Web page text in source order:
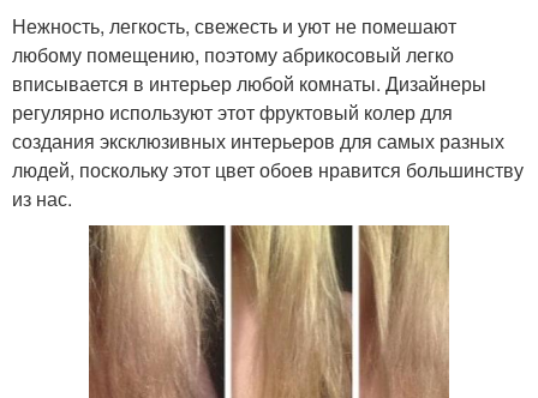
Нежность, легкость, свежесть и уют не помешают
любому помещению, поэтому абрикосовый легко
вписывается в интерьер любой комнаты. Дизайнеры
регулярно используют этот фруктовый колер для
создания эксклюзивных интерьеров для самых разных
людей, поскольку этот цвет обоев нравится большинству
из нас.